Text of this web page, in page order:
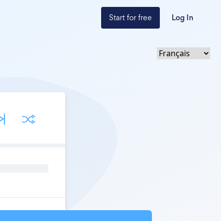
Start for free Log In